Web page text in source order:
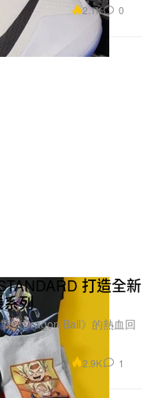
2.1K 0
打造全新
系列
《Dragon Ball》的熱血回
2.9K 1